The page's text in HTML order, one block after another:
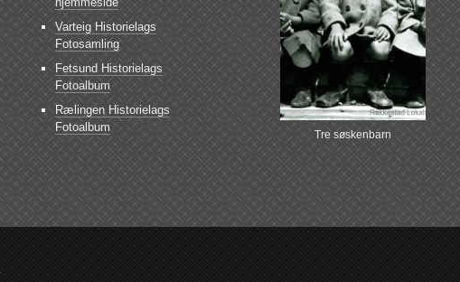
Varteig Historielags
Fotosamling
Fetsund Historielags
Fotoalbum
Rælingen Historielags
Fotoalbum
Tre søskenbarn